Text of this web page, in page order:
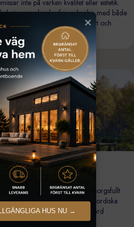
inte på varken kvalitet eller estetik.
vi erbjuder friggebodar med både
en friggebod från oss är enkelt och
nya serie fritidshus är omsorgsfullt
som praktiska. Anpassade för nordiska
koncept i hög standard
HUS NU →